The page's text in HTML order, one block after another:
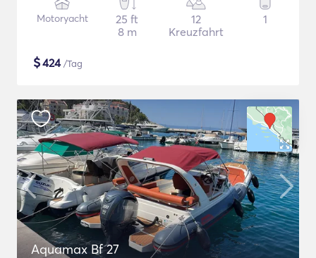
Motoryacht
25 ft
8 m
12
Kreuzfahrt
1
$424/Tag
Aquamax Bf 27